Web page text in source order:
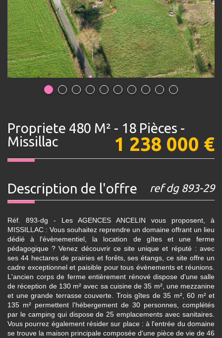
Propriete 480 M² - 18 Pièces -
Missillac
1 238 000 €
description de l'offre ref dg 893-29
Réf. 893-dg - Les AGENCES ANCELIN vous proposent, à
MISSILLAC : Vous souhaitez reprendre un domaine offrant un lieu
dédié à l'évènementiel, la location de gîtes et une ferme
pédagogique ? Venez découvrir ce site unique et réputé : avec
ses 44 hectares de prairies et forêts, ses étangs, ce site offre un
cadre exceptionnel et paisible pour tous évènements et réunions.
L'ancien corps de ferme entièrement rénové dispose d'une salle
de réception de 130 m² avec sa cuisine de 35 m², une mezzanine
et une grande terrasse couverte. Trois gîtes de 35 m², 60 m² et
135 m² permettent l'hébergement de 30 personnes, complétés
par le camping qui dispose de 25 emplacements avec sanitaires.
Vous pourrez également résider sur place : à l'entrée du domaine
se trouve la maison principale composée d'une pièce de vie de 46